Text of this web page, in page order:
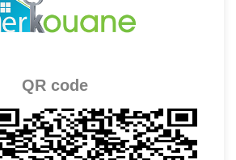
QR code